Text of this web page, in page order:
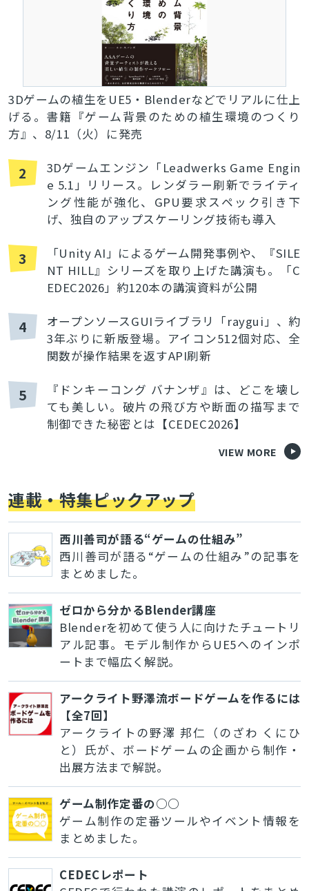
3Dゲームの植生をUE5・Blenderなどでリアルに仕上
げる。書籍『ゲーム背景のための植生環境のつくり
方』、8/11（火）に発売
2
3Dゲームエンジン「Leadwerks Game Engin
e 5.1」リリース。レンダラー刷新でライティ
ング性能が強化、GPU要求スペック引き下
げ、独自のアップスケーリング技術も導入
3
「Unity AI」によるゲーム開発事例や、『SILE
NT HILL』シリーズを取り上げた講演も。「C
EDEC2026」約120本の講演資料が公開
4
オープンソースGUIライブラリ「raygui」、約
3年ぶりに新版登場。アイコン512個対応、全
関数が操作結果を返すAPI刷新
5
『ドンキーコング バナンザ』は、どこを壊し
ても美しい。破片の飛び方や断面の描写まで
制御できた秘密とは【CEDEC2026】
VIEW MORE
連載・特集ピックアップ
西川善司が語る“ゲームの仕組み”
西川善司が語る“ゲームの仕組み”の記事を
まとめました。
ゼロから分かるBlender講座
Blenderを初めて使う人に向けたチュートリ
アル記事。モデル制作からUE5へのインポ
ートまで幅広く解説。
アークライト野澤流ボードゲームを作るには
【全7回】
アークライトの野澤 邦仁（のざわ くにひ
と）氏が、ボードゲームの企画から制作・
出展方法まで解説。
ゲーム制作定番の○○
ゲーム制作の定番ツールやイベント情報を
まとめました。
CEDECレポート